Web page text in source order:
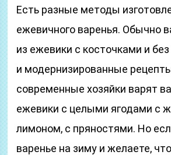
Есть разные методы
ежевичного варенья. Обычно
из ежевики с косточками и
и модернизированные
современные хозяйки варят
ежевики с целыми ягодами с
лимоном, с пряностями. Но
варенье на зиму и желаете,